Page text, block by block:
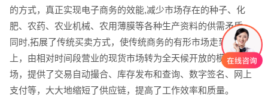
的方式，真正实现电子商务的效能,减少市场存在的种子、化
肥、农药、农业机械、农用薄膜等各种生产资料的供需矛盾。
同时,拓展了传统买卖方式，使传统商务的有形市场走到了网
上，由相对时间段营业的现货市场转为全天候开放的模拟市
场，提供了交易自动撮合、库存发布和查询、数字签名、网上
支付等，大大地缩短了供应链，提高了工作效率和质量。